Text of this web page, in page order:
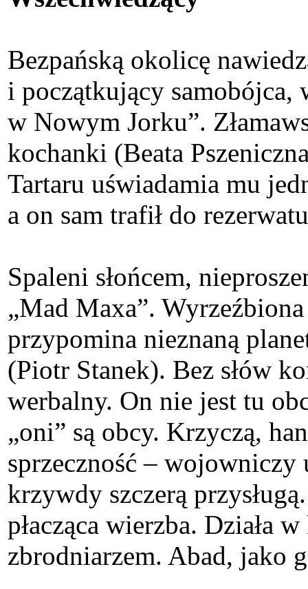
Bezpańską okolicę
i początkujący samobójca,
w Nowym Jorku”.
kochanki (Beata
Tartaru uświadamia mu
a on sam trafił do
Spaleni słońcem,
„Mad Maxa”.
przypomina nieznaną
(Piotr Stanek). Bez słów
werbalny. On nie jest tu
„oni” są obcy. Krzyczą,
sprzeczność – wojowniczy
krzywdy szczerą
płacząca wierzba. Działa
zbrodniarzem. Abad, jako